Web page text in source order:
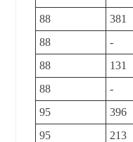
88
381
88
-
88
131
88
-
95
396
95
213